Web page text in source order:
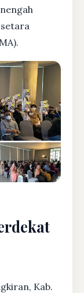
setara
Kab.